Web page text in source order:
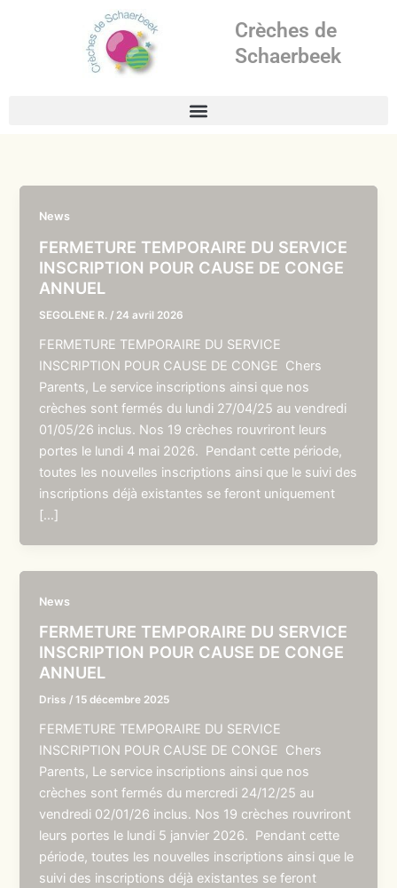
Crèches de
Schaerbeek
News
FERMETURE TEMPORAIRE DU SERVICE
INSCRIPTION POUR CAUSE DE CONGE
ANNUEL
SEGOLENE R. / 24 avril 2026
FERMETURE TEMPORAIRE DU SERVICE
INSCRIPTION POUR CAUSE DE CONGE Chers
Parents, Le service inscriptions ainsi que nos
crèches sont fermés du lundi 27/04/25 au vendredi
01/05/26 inclus. Nos 19 crèches rouvriront leurs
portes le lundi 4 mai 2026. Pendant cette période,
toutes les nouvelles inscriptions ainsi que le suivi des
inscriptions déjà existantes se feront uniquement
[…]
News
FERMETURE TEMPORAIRE DU SERVICE
INSCRIPTION POUR CAUSE DE CONGE
ANNUEL
Driss /15 décembre 2025
FERMETURE TEMPORAIRE DU SERVICE
INSCRIPTION POUR CAUSE DE CONGE Chers
Parents, Le service inscriptions ainsi que nos
crèches sont fermés du mercredi 24/12/25 au
vendredi 02/01/26 inclus. Nos 19 crèches rouvriront
leurs portes le lundi 5 janvier 2026. Pendant cette
période, toutes les nouvelles inscriptions ainsi que le
suivi des inscriptions déjà existantes se feront